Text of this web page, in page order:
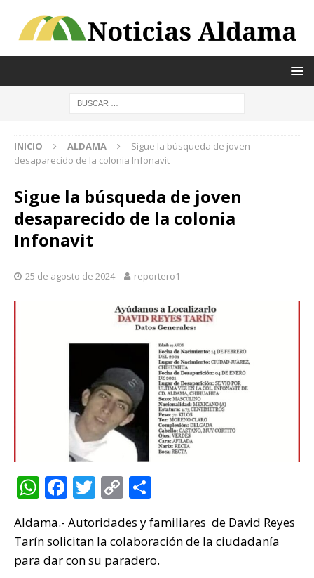
INICIO ALDAMA
Sigue la búsqueda de joven
desaparecido de la colonia Infonavit
Sigue la búsqueda de joven
desaparecido de la colonia
Infonavit
25 de agosto de 2024 reportero1
W
at
s
F
c
e
T
it
te
C
p
y
m
p
Aldama.- Autoridades y familiares de David Reyes
Tarín solicitan la colaboración de la ciudadanía
para dar con su paradero.